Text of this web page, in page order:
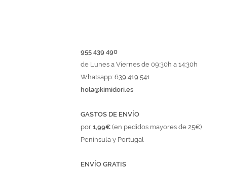
955 439 490
de Lunes a Viernes de 09:30h a 14:30h
Whatsapp: 639 419 541
hola@kimidori.es
GASTOS DE ENVÍO
por1,99€(en pedidos mayores de 25€)
Península y Portugal
ENVÍO GRATIS